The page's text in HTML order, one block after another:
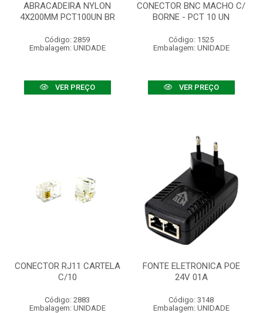
ABRACADEIRA NYLON
4X200MM PCT100UN BR
Código: 2859
Embalagem: UNIDADE
VER PREÇO
CONECTOR BNC MACHO C/
BORNE - PCT 10 UN
Código: 1525
Embalagem: UNIDADE
VER PREÇO
CONECTOR RJ11 CARTELA
C/10
Código: 2883
Embalagem: UNIDADE
FONTE ELETRONICA POE
24V 01A
Código: 3148
Embalagem: UNIDADE